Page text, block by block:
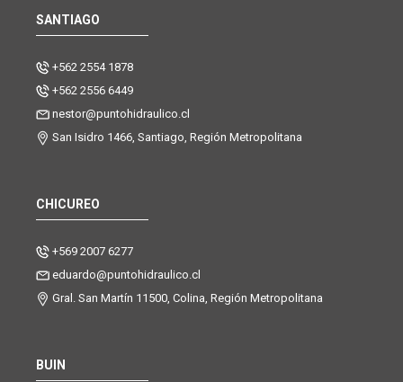
SANTIAGO
+562 2554 1878
+562 2556 6449
nestor@puntohidraulico.cl
San Isidro 1466, Santiago, Región Metropolitana
CHICUREO
+569 2007 6277
eduardo@puntohidraulico.cl
Gral. San Martín 11500, Colina, Región Metropolitana
BUIN